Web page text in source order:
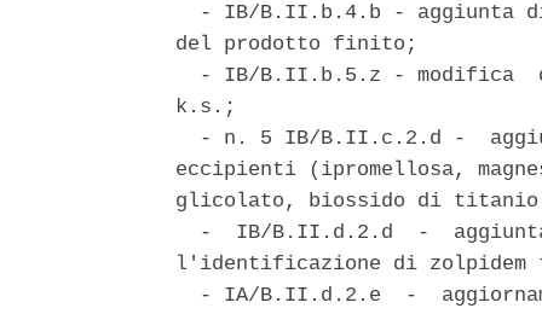
- IB/B.II.b.4.b - aggiunta
del prodotto finito;
- IB/B.II.b.5.z - modifica
k.s.;
- n. 5 IB/B.II.c.2.d -
eccipienti (ipromellosa,
glicolato, biossido di
-  IB/B.II.d.2.d  -
l'identificazione di zolpidem
- IA/B.II.d.2.e  -